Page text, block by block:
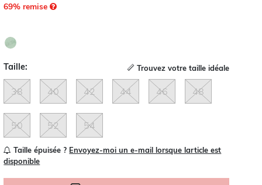
69% remise
Taille: Trouvez votre taille idéale
38 40 42 44 46 48
50 52 54
Taille épuisée ? Envoyez-moi un e-mail lorsque larticle est
disponible